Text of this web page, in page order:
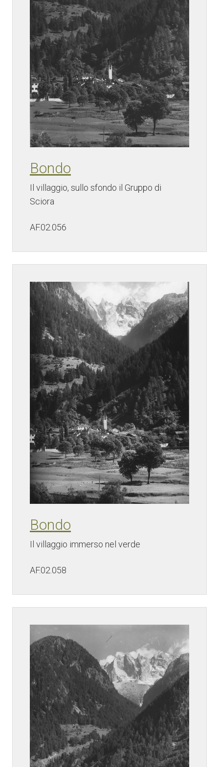
Bondo
Il villaggio, sullo sfondo il Gruppo di
Sciora
AF.02.056
Bondo
Il villaggio immerso nel verde
AF.02.058